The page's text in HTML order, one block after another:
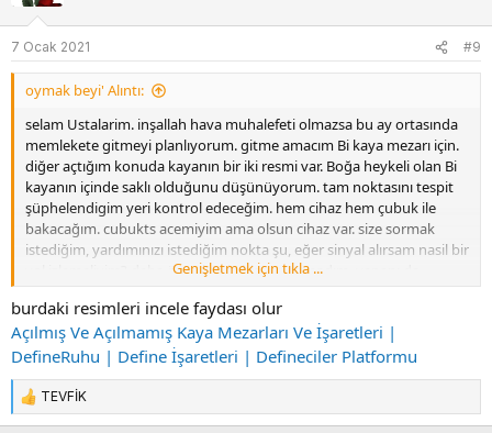
e
:
7 Ocak 2021 #9
oymak beyi' Alıntı:
selam Ustalarim. inşallah hava muhalefeti olmazsa bu ay ortasında
memlekete gitmeyi planlıyorum. gitme amacım Bi kaya mezarı için.
diğer açtığım konuda kayanın bir iki resmi var. Boğa heykeli olan Bi
kayanın içinde saklı olduğunu düşünüyorum. tam noktasını tespit
şüphelendigim yeri kontrol edeceğim. hem cihaz hem çubuk ile
bakacağım. cubukts acemiyim ama olsun cihaz var. size sormak
istediğim, yardımınızı istediğim nokta şu, eğer sinyal alırsam nasil bir
yol izlemeliyim? daha önce böyle bisey yapmadım, yapanı da
görmedim.
yapmak istediğim şey, kayanın içini yarım metre genişlikte, bir metre
uzunlukta oymak. çekmece gibi. resim ekliyorum resimde ki gibi,...
kayanın yüksekliği baya var ama oymak istediğim yer iki buçuk
metre yükseklikte...
kayayı bu şekilde nasıl oyabilirim. giderken aklımda ki tek şey ısıtıp
su dökmek ????
Genişletmek için tıkla ...
burdaki resimleri incele faydası olur
Açılmış Ve Açılmamış Kaya Mezarları Ve İşaretleri |
DefineRuhu | Define İşaretleri | Defineciler Platformu
T
e
TEVFİK